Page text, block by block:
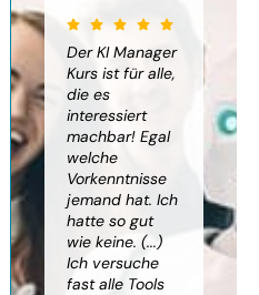
Der KI Manager
Kurs ist für alle,
die es
interessiert
machbar! Egal
welche
Vorkenntnisse
jemand hat. Ich
hatte so gut
wie keine. (...)
Ich versuche
fast alle Tools
zu